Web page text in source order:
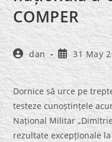
COMPER
Post
author:
dan
Post
published:
31 May
Dornice să urce pe
testeze cunoștințele
Național Militar
rezultate excepționale